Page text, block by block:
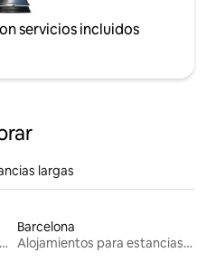
servicios incluidos
largas
Alojamientos para estancias largas
Barcelona
Alojamientos para estancias largas